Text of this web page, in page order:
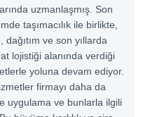
uzmanlaşmış. Son
taşımacılık ile birlikte,
dağıtım ve son yıllarda
lojistiği alanında verdiği
yoluna devam ediyor.
firmayı daha da
uygulama ve bunlarla ilgili